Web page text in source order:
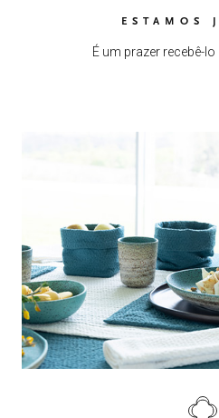
ESTAMOS
É um prazer recebê-